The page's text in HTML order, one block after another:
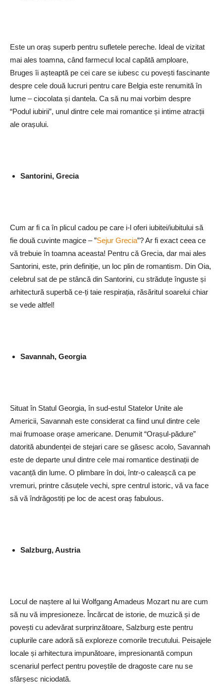
Este un oraș superb pentru sufletele pereche. Ideal de vizitat
mai ales toamna, când farmecul local capătă amploare,
Bruges îi așteaptă pe cei care se iubesc cu povești fascinante
despre cele două lucruri pentru care Belgia este renumită în
lume – ciocolata și dantela. Ca să nu mai vorbim despre
“Podul iubirii”, unul dintre cele mai romantice și intime atracții
ale orașului.
Santorini, Grecia
Cum ar fi ca în plicul cadou pe care i-l oferi iubitei/iubitului să
fie două cuvinte magice – ”Sejur Grecia”? Ar fi exact ceea ce
vă trebuie în toamna aceasta! Pentru că Grecia, dar mai ales
Santorini, este, prin definiție, un loc plin de romantism. Din Oia,
celebrul sat de pe stâncă din Santorini, cu străduțe înguste și
arhitectură superbă ce-ți taie respirația, răsăritul soarelui chiar
se vede altfel!
Savannah, Georgia
Situat în Statul Georgia, în sud-estul Statelor Unite ale
Americii, Savannah este considerat ca fiind unul dintre cele
mai frumoase orașe americane. Denumit “Orașul-pădure”
datorită abundenței de stejari care se găsesc acolo, Savannah
este de departe unul dintre cele mai romantice destinații de
vacanță din lume. O plimbare în doi, într-o caleașcă ca pe
vremuri, printre căsuțele vechi, spre centrul istoric, vă va face
să vă îndrăgostiți pe loc de acest oraș fabulous.
Salzburg, Austria
Locul de naștere al lui Wolfgang Amadeus Mozart nu are cum
să nu vă impresioneze. Încărcat de istorie, de muzică și de
povești cu adevărat surprinzătoare, Salzburg este pentru
cuplurile care adoră să exploreze comorile trecutului. Peisajele
locale și arhitectura impunătoare, impresionantă compun
scenariul perfect pentru poveștile de dragoste care nu se
sfârșesc niciodată.